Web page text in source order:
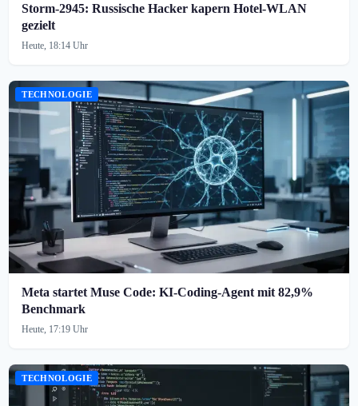
Storm-2945: Russische Hacker kapern Hotel-WLAN
gezielt
Heute, 18:14 Uhr
TECHNOLOGIE
Meta startet Muse Code: KI-Coding-Agent mit 82,9%
Benchmark
Heute, 17:19 Uhr
TECHNOLOGIE